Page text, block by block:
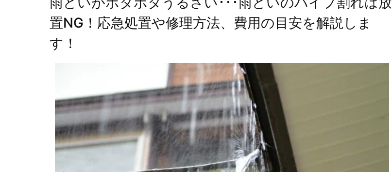
置NG！応急処置や修理方法、費用の目安を解説しま
す！